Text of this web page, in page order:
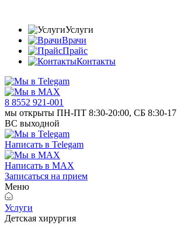
Услуги
Врачи
Прайс
Контакты
8 8552 921-001
мы открыты ПН-ПТ 8:30-20:00, СБ 8:30-
ВС выходной
Написать в Telegam
Написать в MAX
Записаться на прием
Меню
Услуги
Детская хирургия